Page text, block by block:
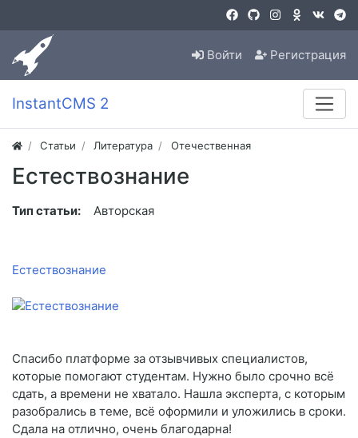
Войти Регистрация
InstantCMS 2
Статьи Литература Отечественная
Естествознание
Тип статьи: Авторская
Естествознание
Спасибо платформе за отзывчивых специалистов,
которые помогают студентам. Нужно было срочно всё
сдать, а времени не хватало. Нашла эксперта, с которым
разобрались в теме, всё оформили и уложились в сроки.
Сдала на отлично, очень благодарна!